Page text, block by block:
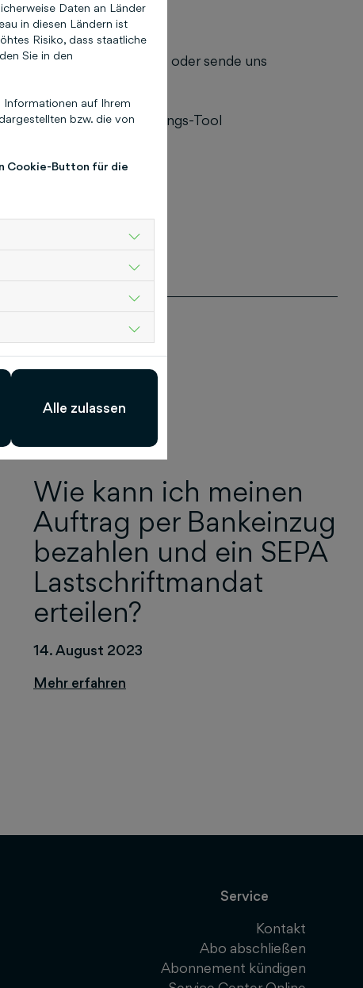
Instagram
8100, über den Chat oder sende uns
über das Terminbuchungs-Tool
Wie kann ich meinen
Auftrag per Bankeinzug
bezahlen und ein SEPA
Lastschriftmandat
erteilen?
14. August 2023
Service
Kontakt
Abo abschließen
Abonnement kündigen
Daten an Länder
in diesen Ländern ist
Risiko, dass staatliche
Sie in den
Informationen auf Ihrem
bzw. die von
Cookie-Button für die
Alle zulassen